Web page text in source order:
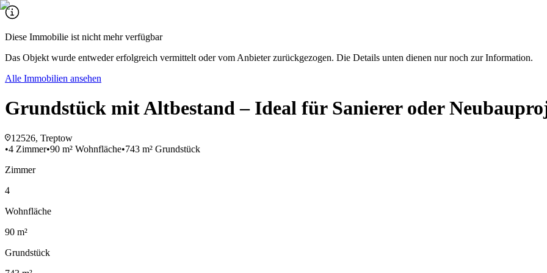
Diese Immobilie ist nicht mehr verfügbar
Das Objekt wurde entweder erfolgreich vermittelt oder vom Anbieter zurückgezogen. Die Details unten dienen nur noch zur Information.
Alle Immobilien ansehen
Grundstück mit Altbestand – Ideal für Sanierer oder
12526, Treptow
•4 Zimmer•90 m² Wohnfläche•743 m² Grundstück
Zimmer
4
Wohnfläche
90 m²
Grundstück